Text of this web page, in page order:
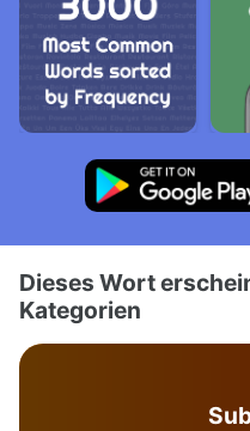
Dieses Wort
Kategorien